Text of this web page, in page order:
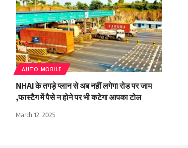
AUTO MOBILE
NHAI के तगड़े प्लान से अब नहीं लगेगा रोड पर जाम
,फास्टैग में पैसे न होने पर भी कटेगा आपका टोल
March 12, 2025